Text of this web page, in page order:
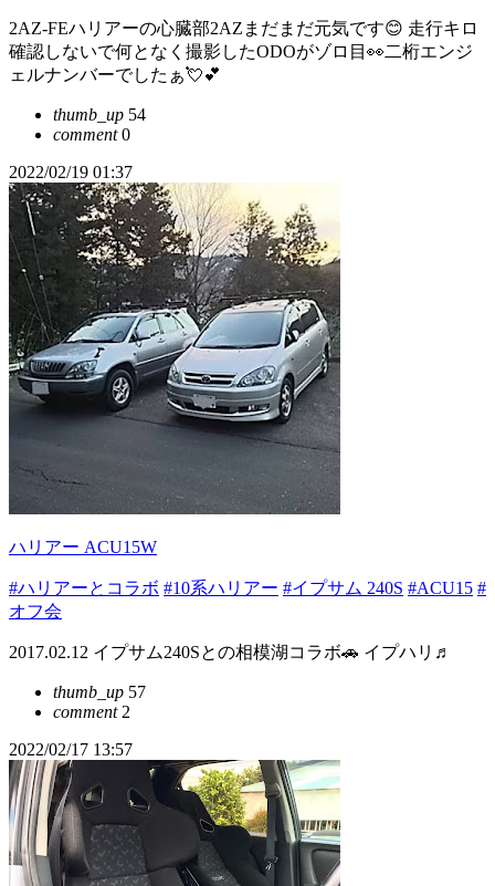
2AZ-FEハリアーの心臓部2AZまだまだ元気です😊 走行キロ
確認しないで何となく撮影したODOがゾロ目👀二桁エンジ
ェルナンバーでしたぁ💘💕
thumb_up 54
comment0
2022/02/19 01:37
ハリアー ACU15W
#ハリアーとコラボ #10系ハリアー #イプサム 240S #ACU15 #
オフ会
2017.02.12 イプサム240Sとの相模湖コラボ🚗 イプハリ♬
thumb_up 57
comment2
2022/02/17 13:57